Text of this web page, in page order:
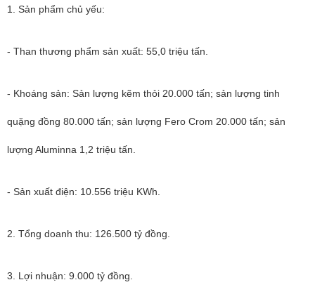
1. Sản phẩm chủ yếu:
- Than thương phẩm sản xuất: 55,0 triệu tấn.
- Khoáng sản: Sản lượng kẽm thỏi 20.000 tấn; sản lượng tinh
quặng đồng 80.000 tấn; sản lượng Fero Crom 20.000 tấn; sản
lượng Aluminna 1,2 triệu tấn.
- Sản xuất điện: 10.556 triệu KWh.
2. Tổng doanh thu: 126.500 tỷ đồng.
3. Lợi nhuận: 9.000 tỷ đồng.